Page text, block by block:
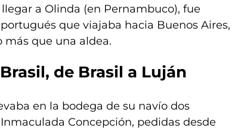
a Olinda (en Pernambuco), fue
que viajaba hacia Buenos Aires,
más que una aldea.
de Brasil a Luján
en la bodega de su navío dos
Concepción, pedidas desde